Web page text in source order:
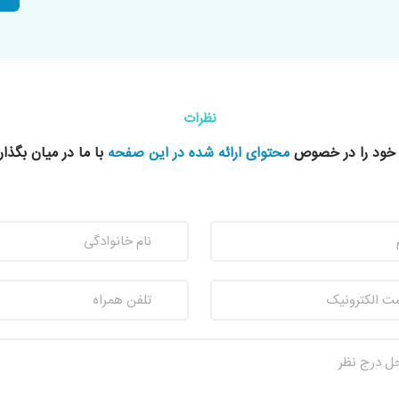
نظرات
خود را در خصوصمحتوای ارائه شده در این صفحهبا ما در میان